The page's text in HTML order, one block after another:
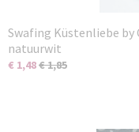
Swafing Küstenliebe
natuurwit
€ 1,48€ 1,85